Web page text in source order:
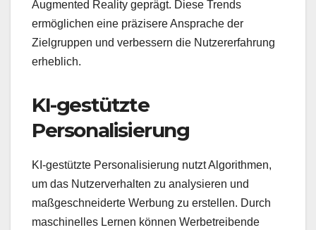
Augmented Reality geprägt. Diese Trends
ermöglichen eine präzisere Ansprache der
Zielgruppen und verbessern die Nutzererfahrung
erheblich.
KI-gestützte
Personalisierung
KI-gestützte Personalisierung nutzt Algorithmen,
um das Nutzerverhalten zu analysieren und
maßgeschneiderte Werbung zu erstellen. Durch
maschinelles Lernen können Werbetreibende